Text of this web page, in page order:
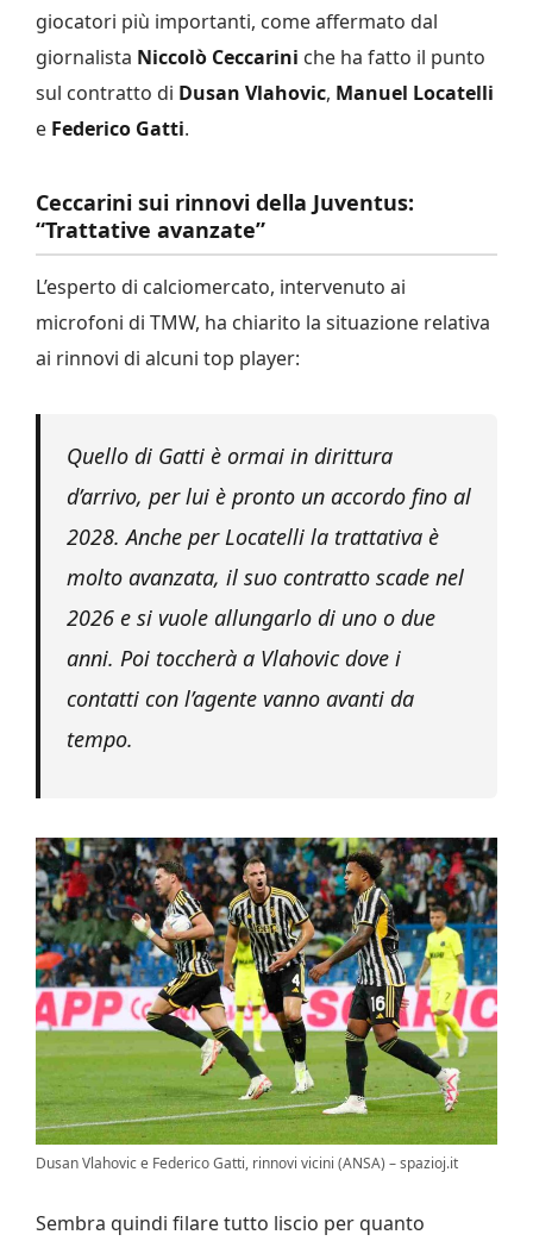
giocatori più importanti, come affermato dal
giornalista Niccolò Ceccarini che ha fatto il punto
sul contratto di Dusan Vlahovic, Manuel Locatelli
e Federico Gatti.
Ceccarini sui rinnovi della Juventus:
“Trattative avanzate”
L’esperto di calciomercato, intervenuto ai
microfoni di TMW, ha chiarito la situazione relativa
ai rinnovi di alcuni top player:
Quello di Gatti è ormai in dirittura
d’arrivo, per lui è pronto un accordo fino al
2028. Anche per Locatelli la trattativa è
molto avanzata, il suo contratto scade nel
2026 e si vuole allungarlo di uno o due
anni. Poi toccherà a Vlahovic dove i
contatti con l’agente vanno avanti da
tempo.
Dusan Vlahovic e Federico Gatti, rinnovi vicini (ANSA) – spazioj.it
Sembra quindi filare tutto liscio per quanto